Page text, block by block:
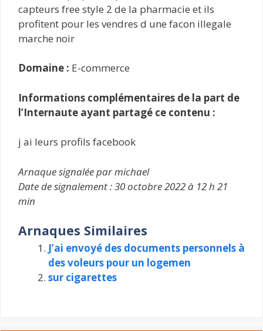
capteurs free style 2 de la pharmacie et ils
profitent pour les vendres d une facon illegale
marche noir
Domaine : E-commerce
Informations complémentaires de la part de
l’Internaute ayant partagé ce contenu :
j ai leurs profils facebook
Arnaque signalée par michael
Date de signalement : 30 octobre 2022 à 12 h 21
min
Arnaques Similaires
J’ai envoyé des documents personnels à
des voleurs pour un logemen
sur cigarettes